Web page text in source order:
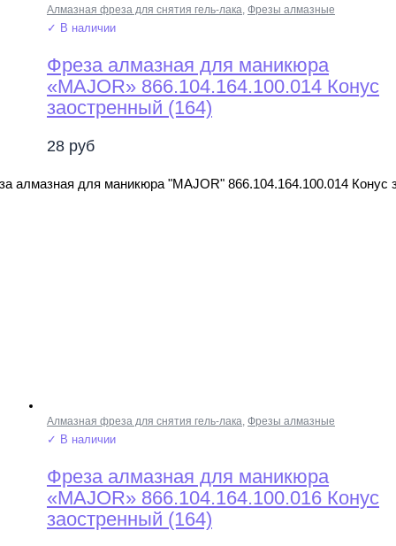
Алмазная фреза для снятия гель-лака, Фрезы алмазные
✓ В наличии
Фреза алмазная для маникюра
«MAJOR» 866.104.164.100.014 Конус
заостренный (164)
28 руб
алмазная для маникюра "MAJOR" 866.104.164.100.014 Конус
Алмазная фреза для снятия гель-лака Фрезы алмазные
✓ В наличии
Фреза алмазная для маникюра
«MAJOR» 866.104.164.100.016 Конус
заостренный (164)